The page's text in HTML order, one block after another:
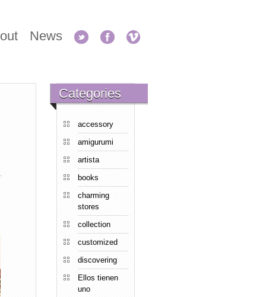
News
Categories
accessory
amigurumi
artista
books
charming
stores
collection
customized
discovering
Ellos tienen
uno